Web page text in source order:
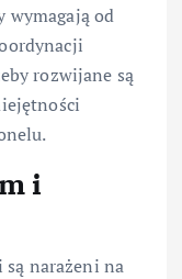
wymagają od
rozwijane są
i
narażeni na